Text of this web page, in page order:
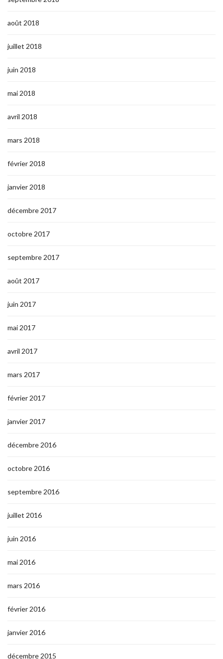
août 2018
juillet 2018
juin 2018
mai 2018
avril 2018
mars 2018
février 2018
janvier 2018
décembre 2017
octobre 2017
septembre 2017
août 2017
juin 2017
mai 2017
avril 2017
mars 2017
février 2017
janvier 2017
décembre 2016
octobre 2016
septembre 2016
juillet 2016
juin 2016
mai 2016
mars 2016
février 2016
janvier 2016
décembre 2015